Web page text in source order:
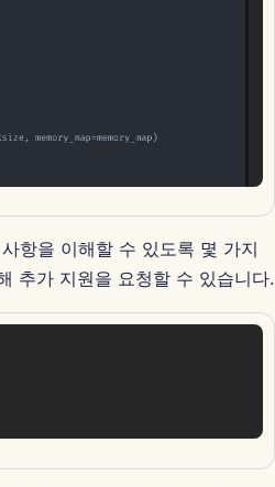
항을 이해할 수 있도록 몇 가지
추가 지원을 요청할 수 있습니다.